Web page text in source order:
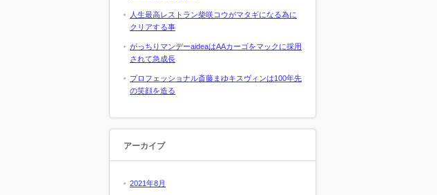
人生最高レストラン柴咲コウがマタギになる為に
クリアする事
がっちりマンデーaideaはAAカーゴをマックに採用
されて急成長
プロフェッショナル斎藤まゆキスヴィンは100年先
の笑顔を造る
アーカイブ
2021年8月